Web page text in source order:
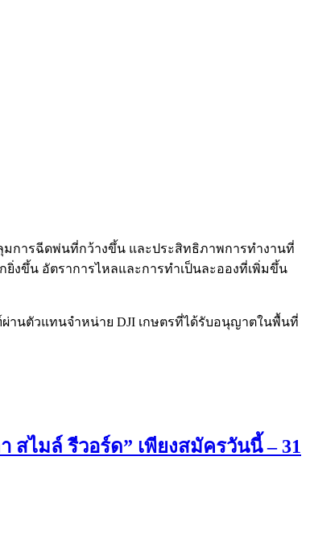
ลุมการฉีดพ่นที่กว้างขึ้น และประสิทธิภาพการทำงานที่
งขึ้น อัตราการไหลและการทำเป็นละอองที่เพิ่มขึ้น
ผ่านตัวแทนจำหน่าย DJI เกษตรที่ได้รับอนุญาตในพื้นที่
สไมล์ รีวอร์ด” เพียงสมัครวันนี้ – 31